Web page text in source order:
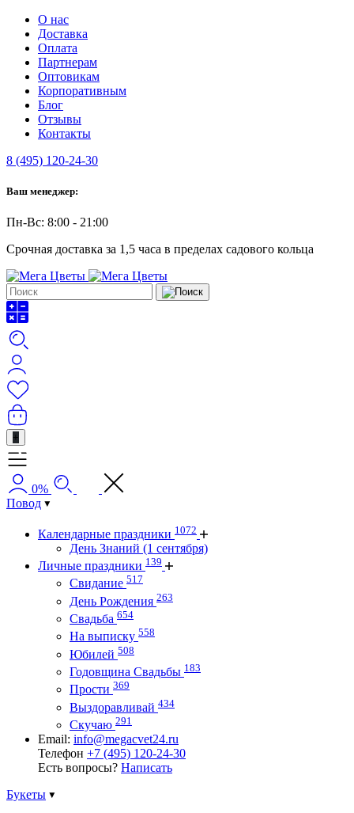
О нас
Доставка
Оплата
Партнерам
Оптовикам
Корпоративным
Блог
Отзывы
Контакты
8 (495) 120-24-30
Ваш менеджер:
Пн-Вс: 8:00 - 21:00
Срочная доставка за 1,5 часа в пределах садового кольца
+
0%
Повод
Календарные праздники 1072
День Знаний (1 сентября)
Личные праздники 139
Свидание 517
День Рождения 263
Свадьба 654
На выписку 558
Юбилей 508
Годовщина Свадьбы 183
Прости 369
Выздоравливай 434
Скучаю 291
Email: info@megacvet24.ru
Телефон +7 (495) 120-24-30
Есть вопросы? Написать
Букеты